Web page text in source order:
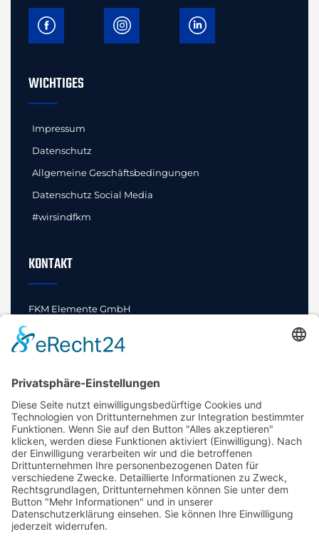
WICHTIGES
Impressum
Datenschutz
Allgemeine Geschäftsbedingungen
Datenschutz Social Media
#wirsindfkm
KONTAKT
FKM Elemente GmbH
Bahnhofstraße 52
29462 Wustrow (Wendland)
SPRECHEN SIE UNS AN!
Wir geben Ihren Teilen Profil.
Ihre Innovationen und Standards sind bei uns in guten
Händen.